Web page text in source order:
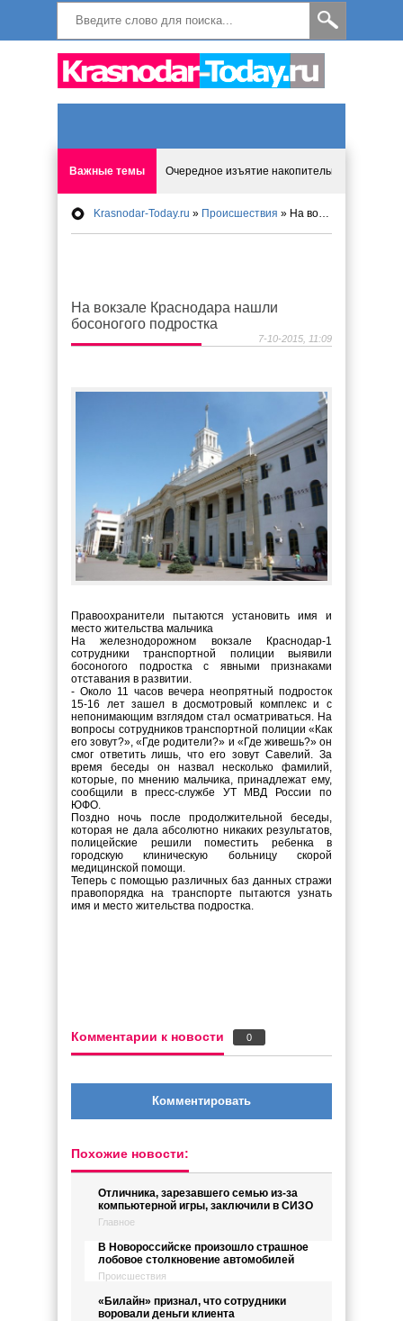
Важные темы Очередное изъятие накопительных пенсий
ГИБДД перестанет рассылать письма
Хакеры готовят атаки на банковские счета
Krasnodar-Today.ru » Происшествия » На вокзале Краснодара нашли босоногого подростка
На вокзале Краснодара нашли
босоногого подростка
7-10-2015, 11:09
Правоохранители пытаются установить имя и
место жительства мальчика
На железнодорожном вокзале Краснодар-1
сотрудники транспортной полиции выявили
босоногого подростка с явными признаками
отставания в развитии.
- Около 11 часов вечера неопрятный подросток
15-16 лет зашел в досмотровый комплекс и с
непонимающим взглядом стал осматриваться. На
вопросы сотрудников транспортной полиции «Как
его зовут?», «Где родители?» и «Где живешь?» он
смог ответить лишь, что его зовут Савелий. За
время беседы он назвал несколько фамилий,
которые, по мнению мальчика, принадлежат ему,
сообщили в пресс-службе УТ МВД России по
ЮФО.
Поздно ночь после продолжительной беседы,
которая не дала абсолютно никаких результатов,
полицейские решили поместить ребенка в
городскую клиническую больницу скорой
медицинской помощи.
Теперь с помощью различных баз данных стражи
правопорядка на транспорте пытаются узнать
имя и место жительства подростка.
Комментарии к новости 0
Комментировать
Похожие новости:
Отличника, зарезавшего семью из-за
компьютерной игры, заключили в СИЗО
Главное
В Новороссийске произошло страшное
лобовое столкновение автомобилей
Происшествия
«Билайн» признал, что сотрудники
воровали деньги клиента